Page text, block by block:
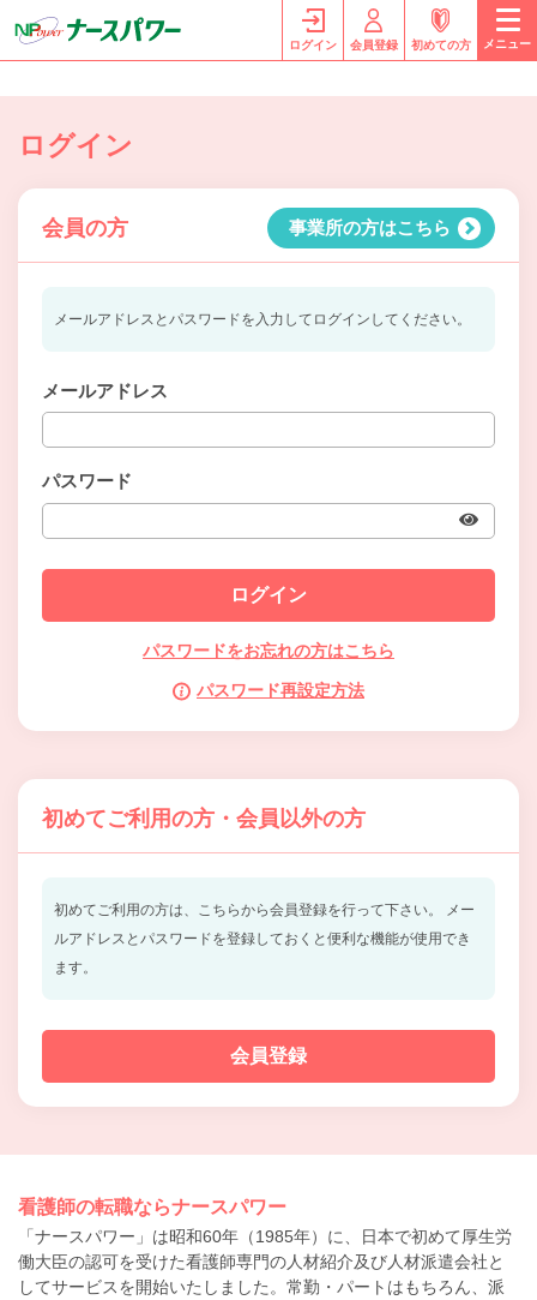
ログイン 会員登録 初めての方 メニュー
ログイン
会員の方 事業所の方はこちら
メールアドレスとパスワードを入力してログインしてください。
メールアドレス
パスワード
パスワードをお忘れの方はこちら
パスワード再設定方法
初めてご利用の方・会員以外の方
初めてご利用の方は、こちらから会員登録を行って下さい。
メー
ルアドレスとパスワードを登録しておくと便利な機能が使用でき
ます。
会員登録
看護師の転職ならナースパワー
「ナースパワー」は昭和60年（1985年）に、日本で初めて厚生労
働大臣の認可を受けた看護師専門の人材紹介及び人材派遣会社と
してサービスを開始いたしました。常勤・パートはもちろん、派